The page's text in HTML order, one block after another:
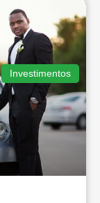
Investimentos